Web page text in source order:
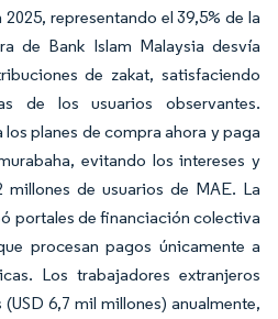
representando el 39,5% de la
de Bank Islam Malaysia desvía
de zakat, satisfaciendo
de los usuarios observantes.
planes de compra ahora y paga
evitando los intereses y
de usuarios de MAE. La
portales de financiación colectiva
procesan pagos únicamente a
Los trabajadores extranjeros
6,7 mil millones) anualmente,